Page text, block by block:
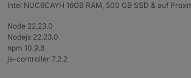
Intel NUC6CAYH 16GB RAM, 500 GB SSD & auf
Node 22.23.0
Nodejs 22.23.0
npm 10.9.8
js-controller 7.2.2